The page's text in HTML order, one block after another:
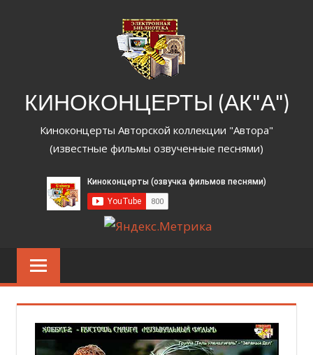
КИНОКОНЦЕРТЫ (АК"А")
Киноконцерты Авторской коллекции "Автора"
(известные фильмы озвученные песнями)